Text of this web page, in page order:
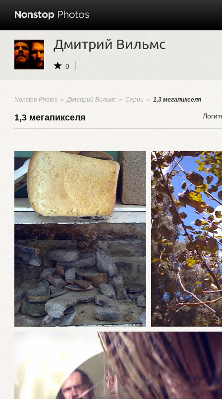
Дмитрий Вильмс
0
Nonstop Photos »Дмитрий Вильмс » Серии » 1,3 мегапикселя
1,3 мегапикселя